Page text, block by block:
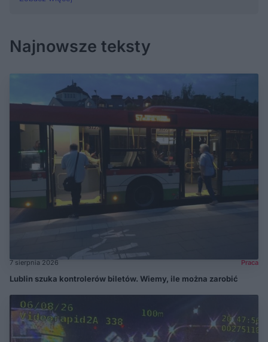
Najnowsze teksty
7 sierpnia 2026 Praca
Lublin szuka kontrolerów biletów. Wiemy, ile można zarobić